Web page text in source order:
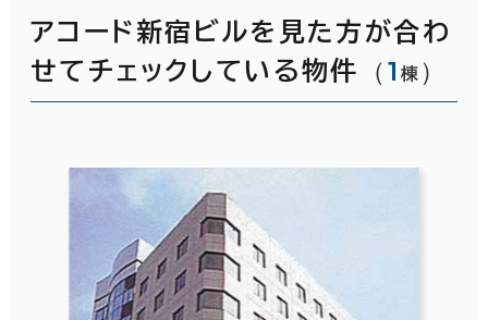
アコード新宿ビルを見た方が合わ
せてチェックしている物件
（1 棟 ）